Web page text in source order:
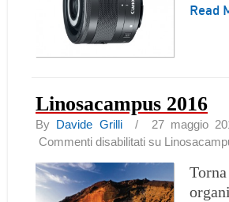
Read
Linosacampus 2016
By Davide Grilli/ 27 maggio
Commenti disabilitati su